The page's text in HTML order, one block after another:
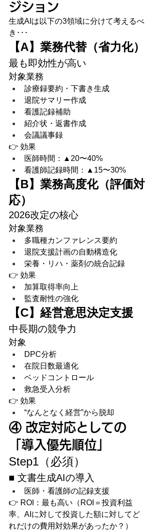
ジション
生成AIは以下の3領域に分けて考えるべ
き･･･
【A】業務代替（省力化）
最も即効性が高い
対象業務
診療録要約・下書き生成
退院サマリー作成
看護記録補助
紹介状・返書作成
会議議事録
👉 効果
医師時間：▲20〜40%
看護師記録時間：▲15〜30%
【B】業務高度化（評価対
応）
2026改定の核心
対象業務
多職種カンファレンス要約
退院支援計画の自動構造化
栄養・リハ・薬剤の統合記録
👉 効果
加算取得率向上
監査耐性の強化
【C】経営意思決定支援
中長期の競争力
対象
DPC分析
在院日数最適化
ベッドコントロール
救急受入分析
👉 効果
“なんとなく経営”から脱却
④ 改定対応としての
「導入優先順位」
Step1（必須）
■ 文書生成AIの導入
医師・看護師の記録支援
👉 ROI：最も高い（ROI＝投資利益
率、AIに対して投資した額に対してど
れだけの費用対効果があったか？）